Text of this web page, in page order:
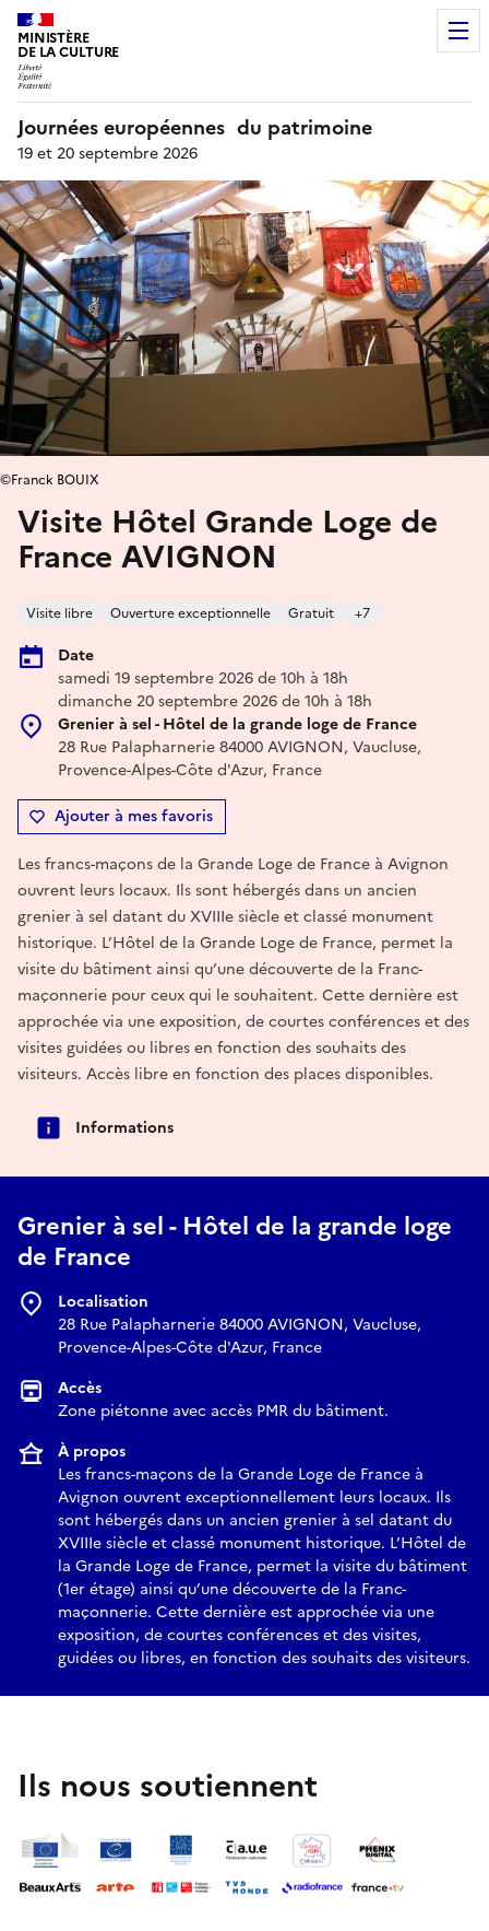
MINISTÈRE
DE LA CULTURE
Journées européennes du patrimoine
19 et 20 septembre 2026
Visite Hôtel Grande Loge de
France AVIGNON
Visite libre Ouverture exceptionnelle Gratuit +7
Date
samedi 19 septembre 2026 de 10h à 18h
dimanche 20 septembre 2026 de 10h à 18h
Grenier à sel - Hôtel de la grande loge de France
28 Rue Palapharnerie 84000 AVIGNON, Vaucluse,
Provence-Alpes-Côte d'Azur, France
Ajouter à mes favoris
©Franck BOUIX
Les francs-maçons de la Grande Loge de France à Avignon
ouvrent leurs locaux. Ils sont hébergés dans un ancien
grenier à sel datant du XVIIIe siècle et classé monument
historique. L’Hôtel de la Grande Loge de France, permet la
visite du bâtiment ainsi qu’une découverte de la Franc-
maçonnerie pour ceux qui le souhaitent. Cette dernière est
approchée via une exposition, de courtes conférences et des
visites guidées ou libres en fonction des souhaits des
visiteurs. Accès libre en fonction des places disponibles.
Informations
Grenier à sel - Hôtel de la grande loge
de France
Localisation
28 Rue Palapharnerie 84000 AVIGNON, Vaucluse,
Provence-Alpes-Côte d'Azur, France
Accès
Zone piétonne avec accès PMR du bâtiment.
À propos
Les francs-maçons de la Grande Loge de France à
Avignon ouvrent exceptionnellement leurs locaux. Ils
sont hébergés dans un ancien grenier à sel datant du
XVIIIe siècle et classé monument historique. L’Hôtel de
la Grande Loge de France, permet la visite du bâtiment
(1er étage) ainsi qu’une découverte de la Franc-
maçonnerie. Cette dernière est approchée via une
exposition, de courtes conférences et des visites,
guidées ou libres, en fonction des souhaits des visiteurs.
Ils nous soutiennent